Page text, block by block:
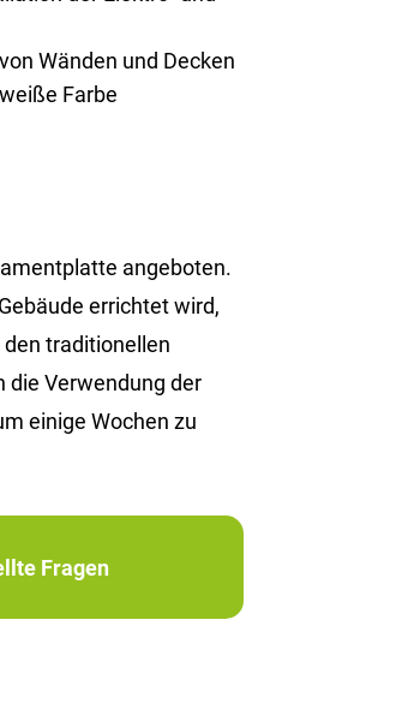
Wänden und Decken
Farbe
angeboten.
errichtet wird,
traditionellen
die Verwendung der
einige Wochen zu
Fragen